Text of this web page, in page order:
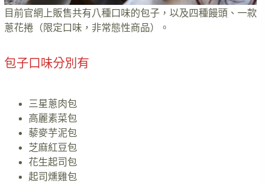
目前官網上販售共有八種口味的包子，以及四種饅頭、一款
蔥花捲（限定口味，非常態性商品）。
包子口味分別有
三星蔥肉包
高麗素菜包
藜麥芋泥包
芝麻紅豆包
花生起司包
起司燻雞包